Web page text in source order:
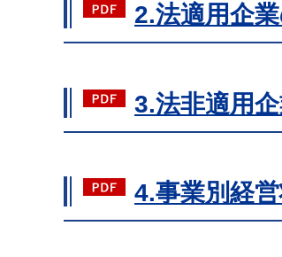
2.法適用企
3.法非適用
4.事業別経